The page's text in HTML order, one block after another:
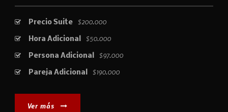
Precio Suite $200.000
Hora Adicional $50.000
Persona Adicional $97.000
Pareja Adicional $190.000
Ver más